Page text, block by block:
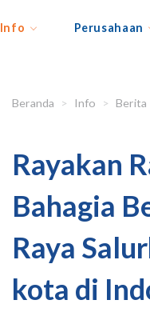
Info Perusahaan
Beranda Info Berita
Rayakan
Bahagia
Raya
kota di